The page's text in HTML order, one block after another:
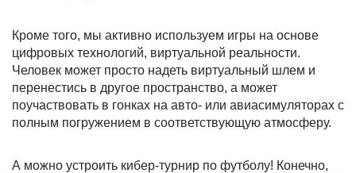
Кроме того, мы активно используем игры на основе
цифровых технологий, виртуальной реальности.
Человек может просто надеть виртуальный шлем и
перенестись в другое пространство, а может
поучаствовать в гонках на авто- или авиасимуляторах с
полным погружением в соответствующую атмосферу.
А можно устроить кибер-турнир по футболу! Конечно,